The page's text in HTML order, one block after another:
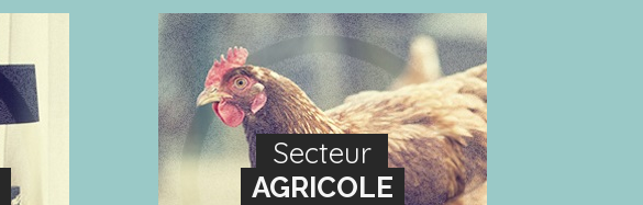
Secteur
AGRICOLE